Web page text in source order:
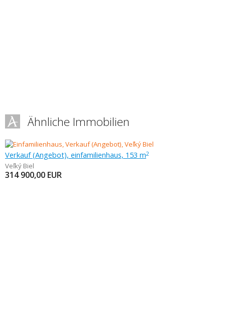
Ähnliche Immobilien
Verkauf (Angebot), einfamilienhaus, 153 m2
Veľký Biel
314 900,00 EUR